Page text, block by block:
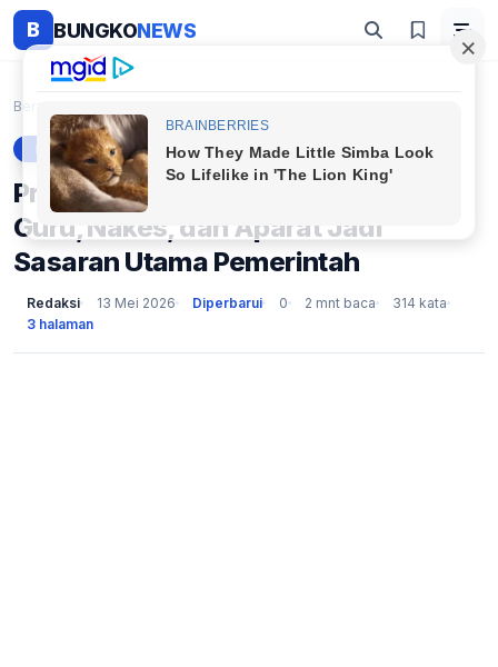
B BUNGKONEWS
Beranda
BERITA
Prioritas Kenaikan Gaji ASN 2026:
Guru, Nakes, dan Aparat Jadi
Sasaran Utama Pemerintah
Redaksi 13 Mei 2026 Diperbarui 0 2 mnt baca
314 kata
3 halaman